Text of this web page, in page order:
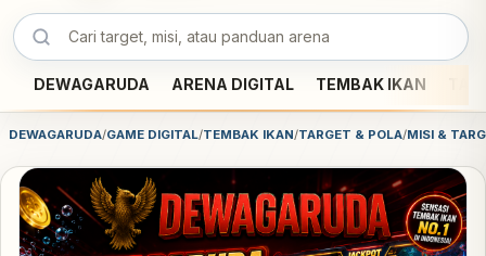
DEWAGARUDA ARENA DIGITAL TEMBAK IKAN
DEWAGARUDA/GAME DIGITAL/TEMBAK IKAN/TARGET & POLA/MISI &